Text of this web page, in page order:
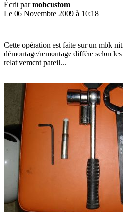
Écrit parmobcustom
Le 06 Novembre 2009 à 10:18
Cette opération est faite sur un mbk
démontage/remontage diffère selon les
relativement pareil...